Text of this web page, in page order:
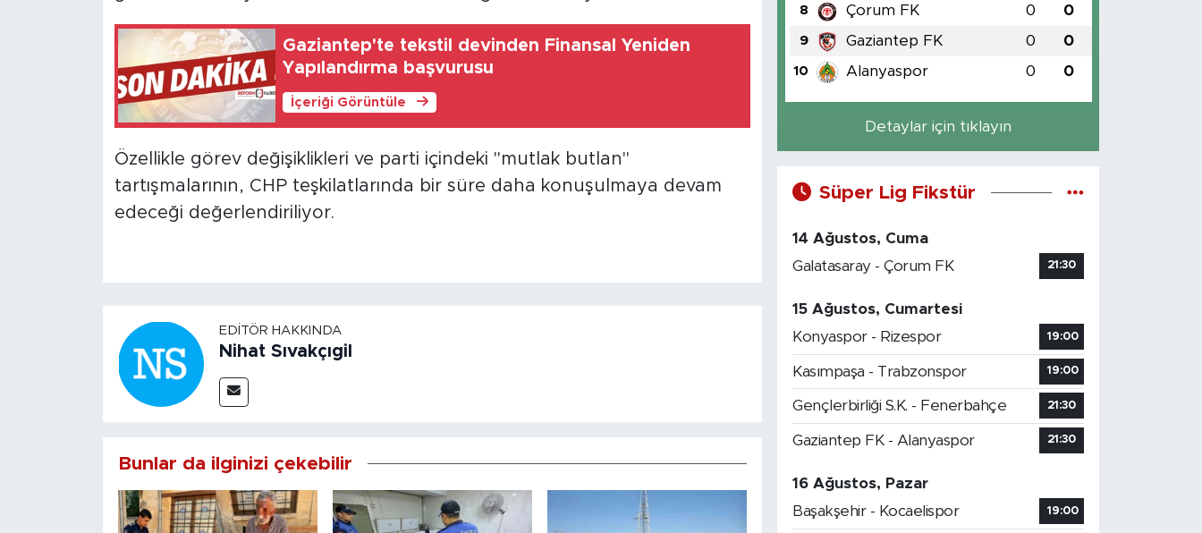
Gaziantep'te tekstil devinden Finansal Yeniden
Yapılandırma başvurusu
İçeriği Görüntüle
Özellikle görev değişiklikleri ve parti içindeki "mutlak butlan"
tartışmalarının, CHP teşkilatlarında bir süre daha konuşulmaya devam
edeceği değerlendiriliyor.
EDITÖR HAKKINDA
Nihat Sıvakçıgil
Bunlar da ilginizi çekebilir
8 Çorum FK 0 0
9 Gaziantep FK 0 0
10 Alanyaspor 0 0
Detaylar için tıklayın
Süper Lig Fikstür
14 Ağustos, Cuma
Galatasaray - Çorum FK
21:30
15 Ağustos, Cumartesi
Konyaspor - Rizespor
19:00
Kasımpaşa - Trabzonspor 19:00
Gençlerbirliği S.K. - Fenerbahçe 21:30
Gaziantep FK - Alanyaspor 21:30
16 Ağustos, Pazar
Başakşehir - Kocaelispor
19:00